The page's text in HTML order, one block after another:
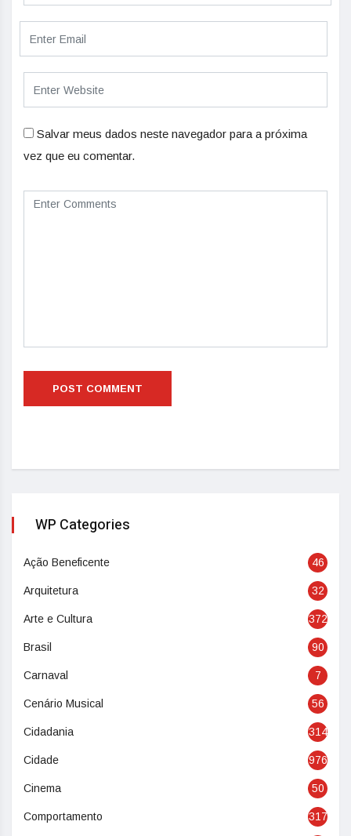
Salvar meus dados neste navegador para a próxima
vez que eu comentar.
WP Categories
Ação Beneficente 46
Arquitetura 32
Arte e Cultura 372
Brasil 90
Carnaval 7
Cenário Musical 56
Cidadania 314
Cidade 976
Cinema 50
Comportamento 317